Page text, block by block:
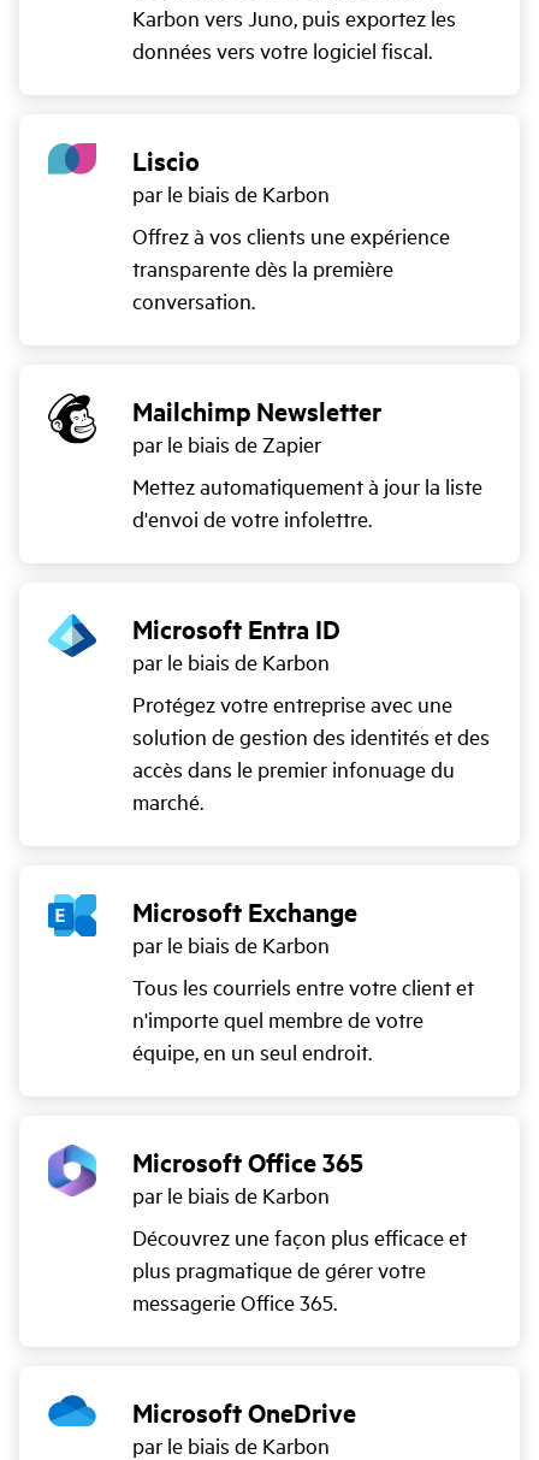
Karbon vers Juno, puis exportez les
données vers votre logiciel fiscal.
Liscio
par le biais de Karbon
Offrez à vos clients une expérience
transparente dès la première
conversation.
Mailchimp Newsletter
par le biais de Zapier
Mettez automatiquement à jour la liste
d'envoi de votre infolettre.
Microsoft Entra ID
par le biais de Karbon
Protégez votre entreprise avec une
solution de gestion des identités et des
accès dans le premier infonuage du
marché.
Microsoft Exchange
par le biais de Karbon
Tous les courriels entre votre client et
n'importe quel membre de votre
équipe, en un seul endroit.
Microsoft Office 365
par le biais de Karbon
Découvrez une façon plus efficace et
plus pragmatique de gérer votre
messagerie Office 365.
Microsoft OneDrive
par le biais de Karbon